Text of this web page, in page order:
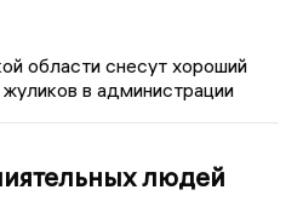
области снесут хороший
в администрации
людей